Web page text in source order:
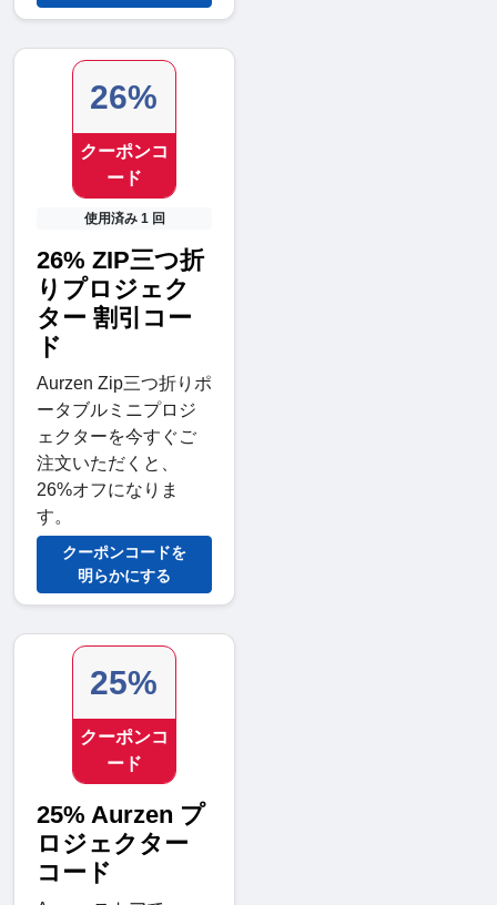
26%
クーポンコ
ード
使用済み 1 回
26% ZIP三つ折
りプロジェク
ター 割引コー
ド
Aurzen Zip三つ折りポ
ータブルミニプロジ
ェクターを今すぐご
注文いただくと、
26%オフになりま
す。
クーポンコードを
明らかにする
25%
クーポンコ
ード
25% Aurzen プ
ロジェクター
コード